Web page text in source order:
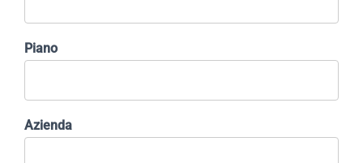
Piano
Azienda